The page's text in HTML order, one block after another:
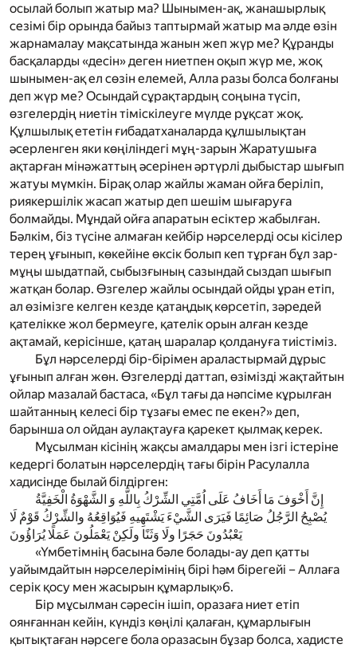
осылай болып жатыр ма? Шынымен-ақ, жанашырлық
сезімі бір орында байыз таптырмай жатыр ма әлде өзін
жарнамалау мақсатында жанын жеп жүр ме? Құранды
басқаларды «десін» деген ниетпен оқып жүр ме, жоқ
шынымен-ақ ел сөзін елемей, Алла разы болса болғаны
деп жүр ме? Осындай сұрақтардың соңына түсіп,
өзгелердің ниетін тіміскілеуге мүлде рұқсат жоқ.
Құлшылық ететін ғибадатханаларда құлшылықтан
әсерленген яки көңіліндегі мұң-зарын Жаратушыға
ақтарған мінәжаттың әсерінен әртүрлі дыбыстар шығып
жатуы мүмкін. Бірақ олар жайлы жаман ойға беріліп,
риякершілік жасап жатыр деп шешім шығаруға
болмайды. Мұндай ойға апаратын есіктер жабылған.
Бәлкім, біз түсіне алмаған кейбір нәрселерді осы кісілер
терең ұғынып, көкейіне өксік болып кеп тұрған бұл зар-
мұңы шыдатпай, сыбызғының сазындай сыздап шығып
жатқан болар. Өзгелер жайлы осындай ойды ұран етіп,
ал өзімізге келген кезде қатаңдық көрсетіп, зәредей
қателікке жол бермеуге, қателік орын алған кезде
ақтамай, керісінше, қатаң шаралар қолдануға тиістіміз.
Бұл нәрселерді бір-бірімен араластырмай дұрыс
ұғынып алған жөн. Өзгелерді даттап, өзімізді жақтайтын
ойлар мазалай бастаса, «Бұл тағы да нәпсіме кұрылған
шайтанның келесі бір тұзағы емес пе екен?» деп,
барынша ол ойдан аулақтауға қарекет қылмақ керек.
Мұсылман кісінің жақсы амалдары мен ізгі істеріне
кедергі болатын нәрселердің тағы бірін Расулалла
хадисінде былай білдірген:
إِنَّ أَخْوَفَ مَا أَخَافُ عَلَى اُمَّتِي الشِّرْكُ بِاللَّهِ وَ الشَّهْوَةُ الْخَفِيَّةُ
يُصْبِحُ الرَّجُلُ صَائِمًا فَيَرَى الشَّيْءَ يَشْتَهِيهِ فَيُوَاقِعُهُ والشِّرْكُ قَوْمٌ لَا
يَعْبُدُونَ حَجَرًا ولَا وَثَنًا ولَكِنْ يَعْمَلُونَ عَمَلًا يُرَاؤُونَ
«Үмбетімнің басына бәле болады-ау деп қатты
уайымдайтын нәрселерімінің бірі һәм бірегейі – Аллаға
серік қосу мен жасырын құмарлық»6.
Бір мұсылман сәресін ішіп, оразаға ниет етіп
оянғаннан кейін, күндіз көңілі қалаған, құмарлығын
қытықтаған нәрсеге бола оразасын бұзар болса, хадисте